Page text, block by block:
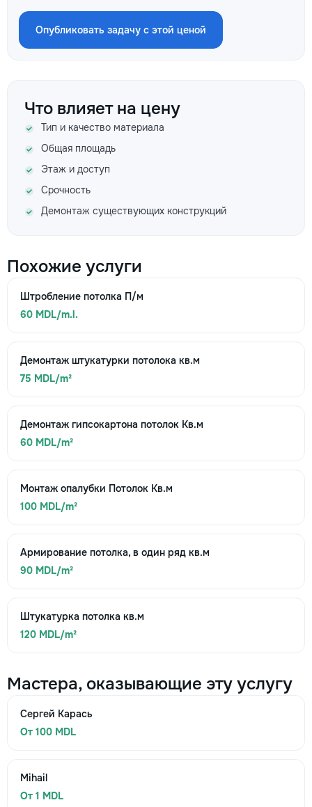
Опубликовать задачу с этой ценой
Что влияет на цену
Тип и качество материала
Общая площадь
Этаж и доступ
Срочность
Демонтаж существующих конструкций
Похожие услуги
Штробление потолка П/м
60 MDL/m.l.
Демонтаж штукатурки потолока кв.м
75 MDL/m²
Демонтаж гипсокартона потолок Кв.м
60 MDL/m²
Монтаж опалубки Потолок Кв.м
100 MDL/m²
Армирование потолка, в один ряд кв.м
90 MDL/m²
Штукатурка потолка кв.м
120 MDL/m²
Мастера, оказывающие эту услугу
Сергей Карась
От 100 MDL
Mihail
От 1 MDL